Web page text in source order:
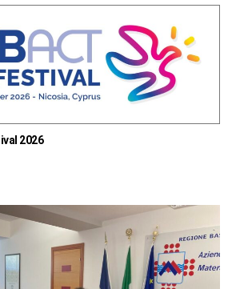
2026